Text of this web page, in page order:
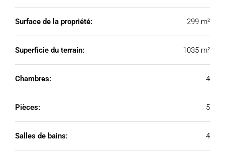
Surface de la propriété: 299 m²
Superficie du terrain: 1035 m²
Chambres: 4
Pièces: 5
Salles de bains: 4